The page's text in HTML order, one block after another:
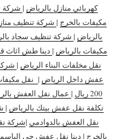
كهربائي منازل بالرياض | شركة
مكيفات بالخرج | شركة تنظيف
بالرياض | شركة تنظيف سجاد
مكيفات بالرياض | دينا طش اثاث
نقل مخلفات البناء الرياض |
عفش داخل الرياض | نقل
200 ريال
| عمال نقل العفش
تكلفة نقل عفش بيتك بالرياض |
نقل العفش بالدوادمي |شركة
بالخرج | دينا نقل عفش حي